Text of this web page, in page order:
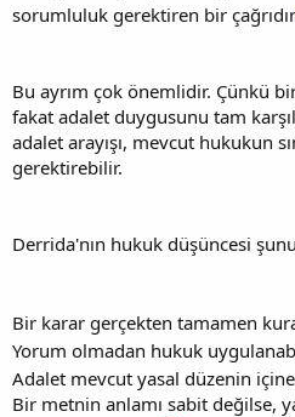
sorumluluk gerektiren bir
Bu ayrım çok önemlidir. Çünkü
fakat adalet duygusunu tam
adalet arayışı, mevcut hukukun
gerektirebilir.
Derrida'nın hukuk düşüncesi
Bir karar gerçekten tamamen
Yorum olmadan hukuk
Adalet mevcut yasal düzenin
Bir metnin anlamı sabit değilse,